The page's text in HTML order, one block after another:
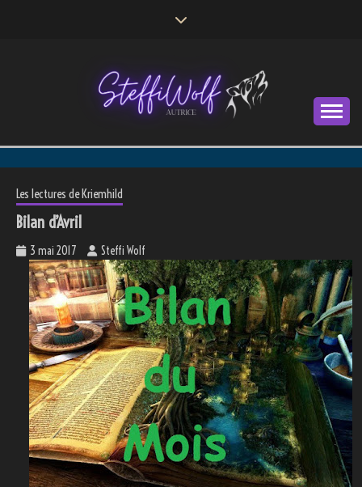
STEFFI WOLF
Les lectures de Kriemhild
Bilan d’Avril
3 mai 2017 Steffi Wolf